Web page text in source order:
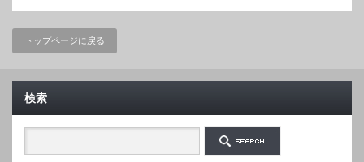
トップページに戻る
検索